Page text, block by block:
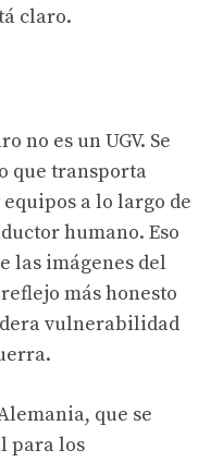
claro.
no es un UGV. Se
que transporta
a lo largo de
humano. Eso
las imágenes del
más honesto
vulnerabilidad
que se
para los